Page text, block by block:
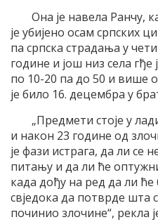
Она је навела Ранчу,
је убијено осам српских
па српска страдања у
године и још низ села гђе
по 10-20 па до 50 и више
је било 16. децембра у
„Предмети стоје у
и након 23 године од
је фази истрага, да ли
питању и да ли ће
када дођу на ред да ли
свједока да потврде шта
починио злочине“, рекла